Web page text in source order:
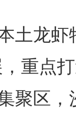
龙虾
，重点
聚区